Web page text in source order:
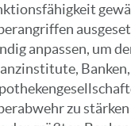
anpassen, um
zu